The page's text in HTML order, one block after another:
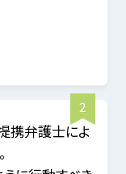
携弁護士によ